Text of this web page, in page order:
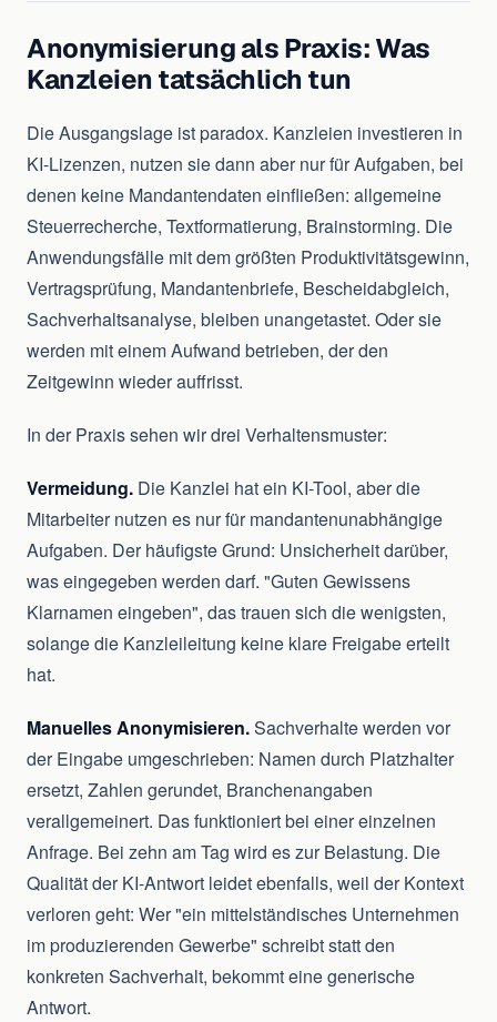
Anonymisierung als Praxis: Was
Kanzleien tatsächlich tun
Die Ausgangslage ist paradox. Kanzleien investieren in
KI-Lizenzen, nutzen sie dann aber nur für Aufgaben, bei
denen keine Mandantendaten einfließen: allgemeine
Steuerrecherche, Textformatierung, Brainstorming. Die
Anwendungsfälle mit dem größten Produktivitätsgewinn,
Vertragsprüfung, Mandantenbriefe, Bescheidabgleich,
Sachverhaltsanalyse, bleiben unangetastet. Oder sie
werden mit einem Aufwand betrieben, der den
Zeitgewinn wieder auffrisst.
In der Praxis sehen wir drei Verhaltensmuster:
Vermeidung. Die Kanzlei hat ein KI-Tool, aber die
Mitarbeiter nutzen es nur für mandantenunabhängige
Aufgaben. Der häufigste Grund: Unsicherheit darüber,
was eingegeben werden darf. "Guten Gewissens
Klarnamen eingeben", das trauen sich die wenigsten,
solange die Kanzleileitung keine klare Freigabe erteilt
hat.
Manuelles Anonymisieren.Sachverhalte werden vor
der Eingabe umgeschrieben: Namen durch Platzhalter
ersetzt, Zahlen gerundet, Branchenangaben
verallgemeinert. Das funktioniert bei einer einzelnen
Anfrage. Bei zehn am Tag wird es zur Belastung. Die
Qualität der KI-Antwort leidet ebenfalls, weil der Kontext
verloren geht: Wer "ein mittelständisches Unternehmen
im produzierenden Gewerbe" schreibt statt den
konkreten Sachverhalt, bekommt eine generische
Antwort.